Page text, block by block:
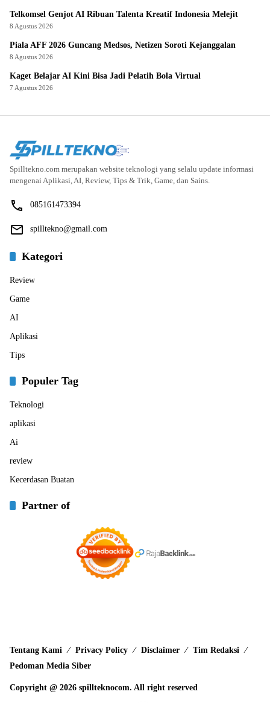
Telkomsel Genjot AI Ribuan Talenta Kreatif Indonesia Melejit
8 Agustus 2026
Piala AFF 2026 Guncang Medsos, Netizen Soroti Kejanggalan
8 Agustus 2026
Kaget Belajar AI Kini Bisa Jadi Pelatih Bola Virtual
7 Agustus 2026
Spilltekno.com merupakan website teknologi yang selalu update informasi
mengenai Aplikasi, AI, Review, Tips & Trik, Game, dan Sains.
085161473394
spilltekno@gmail.com
Kategori
Review
Game
AI
Aplikasi
Tips
Populer Tag
Teknologi
aplikasi
Ai
review
Kecerdasan Buatan
Partner of
Tentang Kami Privacy Policy Disclaimer
Tim Redaksi
Pedoman Media Siber
Copyright @ 2026 spillteknocom. All right reserved